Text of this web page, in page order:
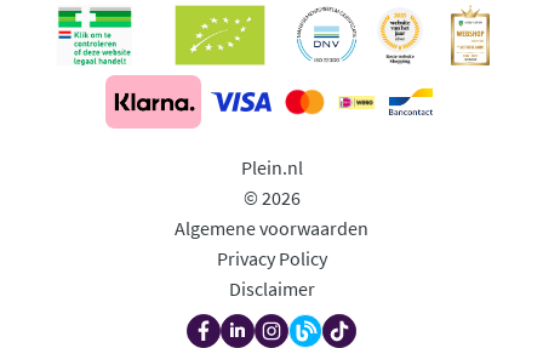
Plein.nl
© 2026
Algemene voorwaarden
Privacy Policy
Disclaimer